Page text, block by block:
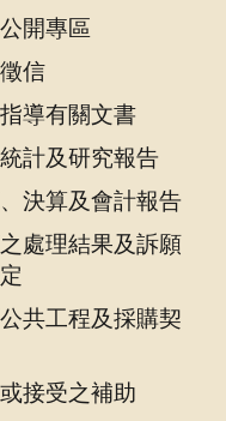
開專區
信
導有關文書
計及研究報告
決算及會計報告
處理結果及訴願
共工程及採購契
接受之補助